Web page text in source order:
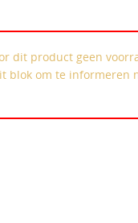
dit product geen
blok om te informeren